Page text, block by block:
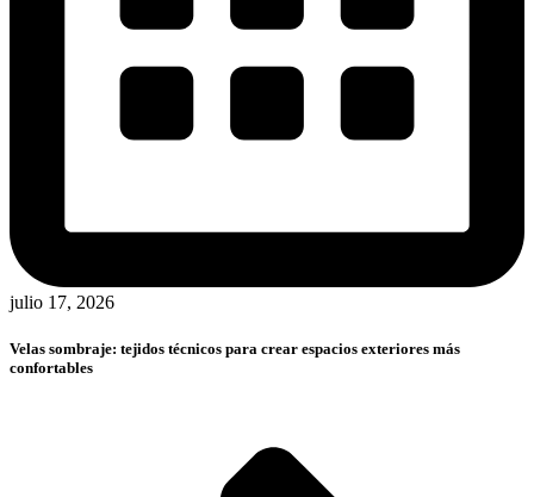
julio 17, 2026
Velas sombraje: tejidos técnicos para crear espacios exteriores más
confortables